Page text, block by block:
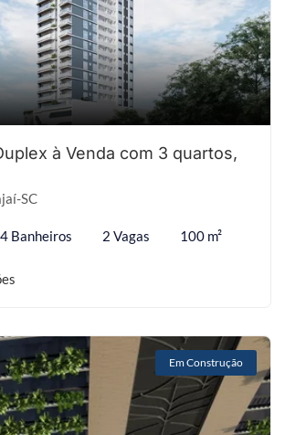
à Venda com 3 quartos,
SC
4 Banheiros 2 Vagas 100 m²
Em Construção